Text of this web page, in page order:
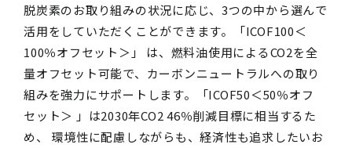
脱炭素のお取り組みの状況に応じ、3つの中から選んで
活用をしていただくことができます。「ICOF100＜
100％オフセット＞」 は、燃料油使用によるCO2を全
量オフセット可能で、カーボンニュートラルへの取り
組みを強力にサポートします。「ICOF50＜50％オフ
セット＞ 」は2030年CO2 46％削減目標に相当するた
め、 環境性に配慮しながらも、経済性も追求したいお